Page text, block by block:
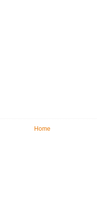
Home